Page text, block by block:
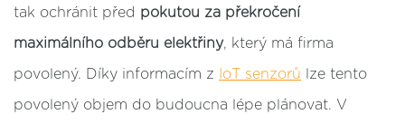
tak ochránit před pokutou za překročení
maximálního odběru elektřiny, který má firma
povolený. Díky informacím z IoT senzorů lze tento
povolený objem do budoucna lépe plánovat. V